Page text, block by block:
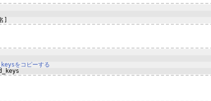
]
をコピーする